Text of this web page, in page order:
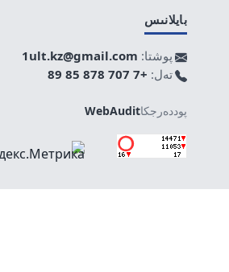
بايلانىس
پوشتا: 1ult.kz@gmail.com
تەل: +7 707 878 85 89
پوددەرجكاWebAudit